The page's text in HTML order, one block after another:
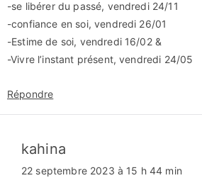
-se libérer du passé, vendredi 24/11
-confiance en soi, vendredi 26/01
-Estime de soi, vendredi 16/02 &
-Vivre l’instant présent, vendredi 24/05
Répondre
kahina
22 septembre 2023 à 15 h 44 min